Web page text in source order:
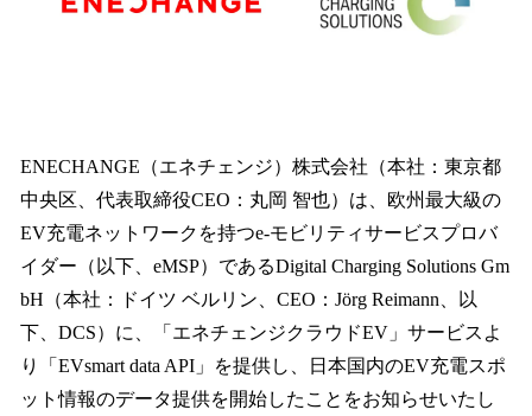
ENECHANGE（エネチェンジ）株式会社（本社：東京都
中央区、代表取締役CEO：丸岡 智也）は、欧州最大級の
EV充電ネットワークを持つe-モビリティサービスプロバ
イダー（以下、eMSP）であるDigital Charging Solutions Gm
bH（本社：ドイツ ベルリン、CEO：Jörg Reimann、以
下、DCS）に、「エネチェンジクラウドEV」サービスよ
り「EVsmart data API」を提供し、日本国内のEV充電スポ
ット情報のデータ提供を開始したことをお知らせいたし